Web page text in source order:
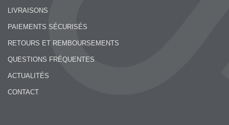
LIVRAISONS
PAIEMENTS SÉCURISÉS
RETOURS ET REMBOURSEMENTS
QUESTIONS FRÉQUENTES
ACTUALITÉS
CONTACT